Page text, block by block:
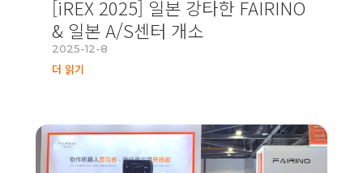
[iREX 2025] 일본 강타한 FAIRINO
& 일본 A/S센터 개소
2025-12-8
더 읽기